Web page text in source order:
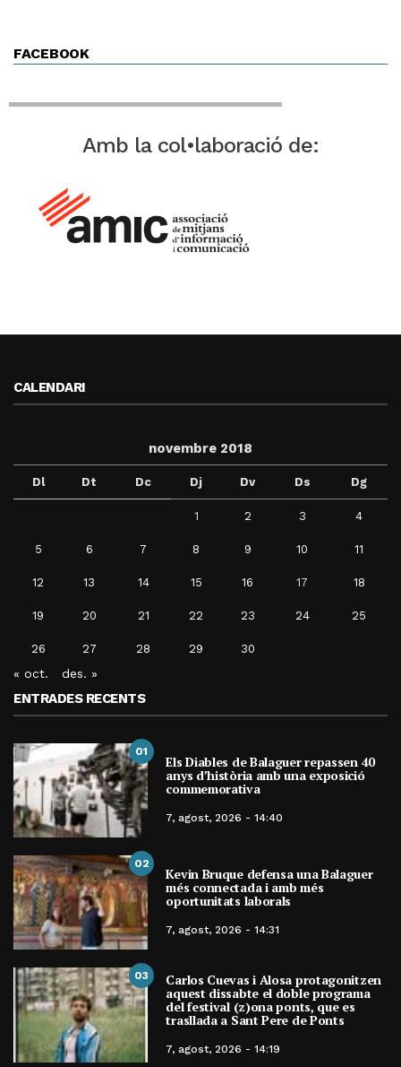
FACEBOOK
Amb la col•laboració de:
CALENDARI
novembre 2018
Dl Dt Dc Dj Dv Ds Dg
1 2 3 4
5 6 7 8 9 10 11
12 13 14 15 16 17 18
19 20 21 22 23 24 25
26 27 28 29 30
« oct. des. »
ENTRADES RECENTS
01
Els Diables de Balaguer repassen 40
anys d’història amb una exposició
commemorativa
7, agost, 2026 - 14:40
02
Kevin Bruque defensa una Balaguer
més connectada i amb més
oportunitats laborals
7, agost, 2026 - 14:31
03 Carlos Cuevas i Alosa protagonitzen
aquest dissabte el doble programa
del festival (z)ona ponts, que es
trasllada a Sant Pere de Ponts
7, agost, 2026 - 14:19